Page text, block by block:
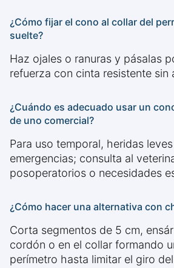
¿Cómo fijar el cono al collar del
suelte?
Haz ojales o ranuras y pásalas
refuerza con cinta resistente sin
¿Cuándo es adecuado usar un
de uno comercial?
Para uso temporal, heridas
emergencias; consulta al
posoperatorios o necesidades
¿Cómo hacer una alternativa con
Corta segmentos de 5 cm,
cordón o en el collar formando
perímetro hasta limitar el giro